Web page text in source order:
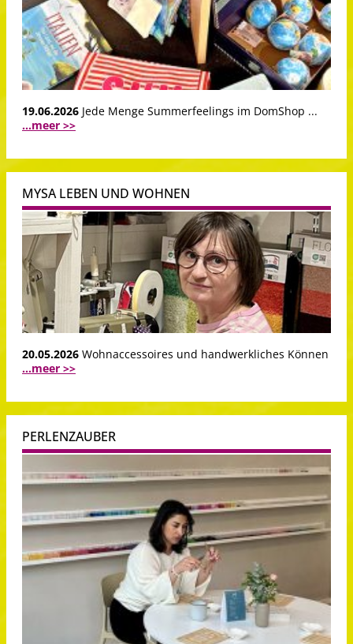
19.06.2026 Jede Menge Summerfeelings im DomShop ...
...meer >>
MYSA LEBEN UND WOHNEN
20.05.2026 Wohnaccessoires und handwerkliches Können
...meer >>
PERLENZAUBER